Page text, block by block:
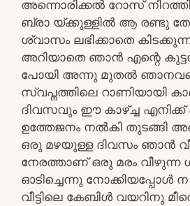
അന്നൊരിക്കൽ റോസ്
ബ്രാ യ്ക്കുള്ളിൽ ആ രണ്ടു
ശ്വാസം ലഭിക്കാതെ
അറിയാതെ ഞാൻ എന്റെ
പോയി അന്നു മുതൽ
സ്വപ്നത്തിലെ റാണിയായി
ദിവസവും ഈ കാഴ്ച്ച
ഉത്തേജനം നൽകി തുടങ്ങി
ഒരു മഴയുള്ള ദിവസം ഞാൻ
നേരത്താണ് ഒരു മരം വീഴുന്ന
ഓടിച്ചെന്നു നോക്കിയപ്പോൾ
വീട്ടിലെ കേബിൾ വയറിനു